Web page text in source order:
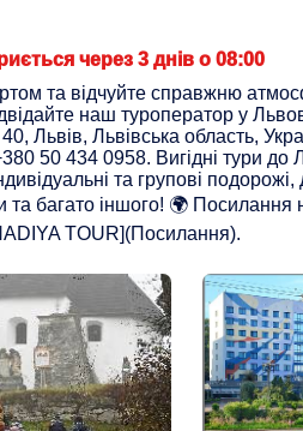
через 3 днів о 08:00
та відчуйте справжню
наш туроператор у
Львів, Львівська область,
50 434 0958. Вигідні тури до
та групові подорожі,
та багато іншого! 🌍 Посилання
TOUR](Посилання).